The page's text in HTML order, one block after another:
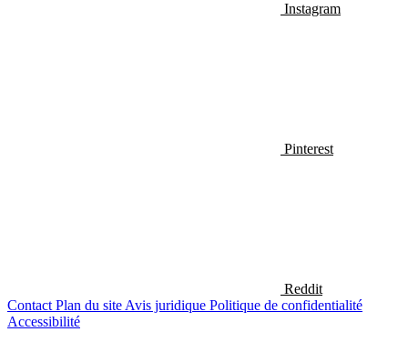
Instagram
Pinterest
Reddit
Contact Plan du site Avis juridique Politique de confidentialité
Accessibilité